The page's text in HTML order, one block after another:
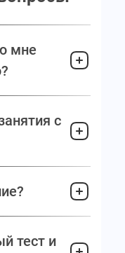
мне
с
тест и